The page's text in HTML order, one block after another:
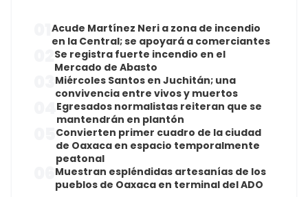
Acude Martínez Neri a zona de incendio
en la Central; se apoyará a comerciantes
Se registra fuerte incendio en el
Mercado de Abasto
Miércoles Santos en Juchitán; una
convivencia entre vivos y muertos
Egresados normalistas reiteran que se
mantendrán en plantón
Convierten primer cuadro de la ciudad
de Oaxaca en espacio temporalmente
peatonal
Muestran espléndidas artesanías de los
pueblos de Oaxaca en terminal del ADO